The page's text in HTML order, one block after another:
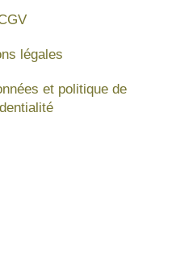
légales
et politique de